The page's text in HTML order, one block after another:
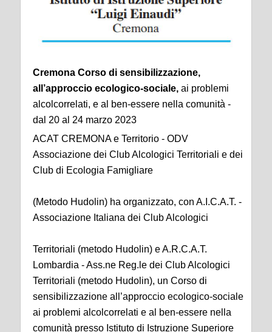
Cremona Corso di sensibilizzazione,
all’approccio ecologico-sociale, ai problemi
alcolcorrelati, e al ben-essere nella comunità -
dal 20 al 24 marzo 2023
ACAT CREMONA e Territorio - ODV
Associazione dei Club Alcologici Territoriali e dei
Club di Ecologia Famigliare
(Metodo Hudolin) ha organizzato, con A.I.C.A.T. -
Associazione Italiana dei Club Alcologici
Territoriali (metodo Hudolin) e A.R.C.A.T.
Lombardia - Ass.ne Reg.le dei Club Alcologici
Territoriali (metodo Hudolin), un Corso di
sensibilizzazione all’approccio ecologico-sociale
ai problemi alcolcorrelati e al ben-essere nella
comunità presso Istituto di Istruzione Superiore